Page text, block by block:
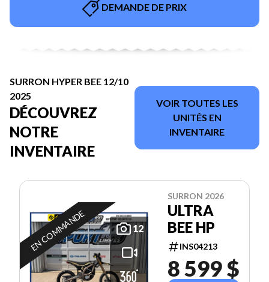
DEMANDE DE PRIX
SURRON HYPER BEE 12/10
2025
DÉCOUVREZ
NOTRE
INVENTAIRE
VOIR TOUTES LES
UNITÉS EN
INVENTAIRE
12
EN COMMANDE
SURRON 2026
ULTRA
BEE HP
INS04213
8 599 $